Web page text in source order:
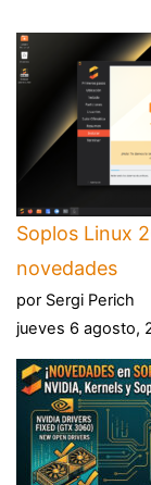
Soplos Linux
novedades
por Sergi Perich
jueves 6 agosto,